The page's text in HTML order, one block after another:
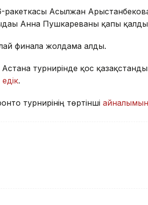
ракеткасы Асылжан
Анна Пушкареваны қапы
финалға жолдама алды.
турнирінде қос
едік.
турнирінің төртінші